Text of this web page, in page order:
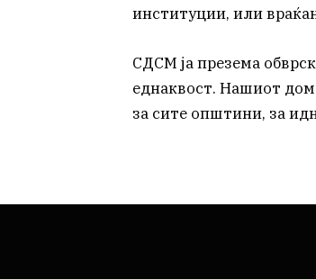
институции, или
СДСМ ја презема
еднаквост. Нашиот дом
за сите општини, за